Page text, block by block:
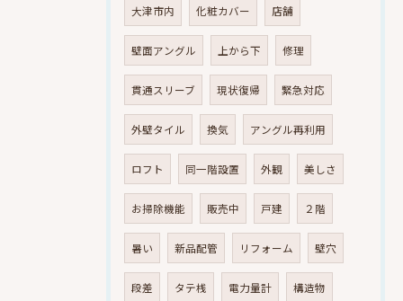
大津市内 化粧カバー 店舗
壁面アングル 上から下 修理
貫通スリーブ 現状復帰 緊急対応
外壁タイル 換気 アングル再利用
ロフト 同一階設置 外観 美しさ
お掃除機能 販売中 戸建 ２階
暑い 新品配管 リフォーム 壁穴
段差 タテ桟 電力量計 構造物